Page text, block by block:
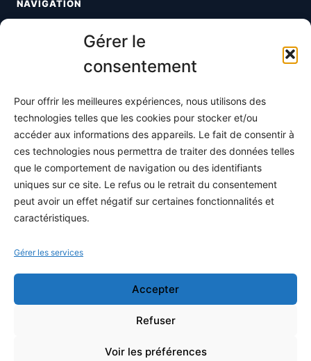
Gérer le
consentement
Pour offrir les meilleures expériences, nous utilisons des
technologies telles que les cookies pour stocker et/ou
accéder aux informations des appareils. Le fait de consentir à
ces technologies nous permettra de traiter des données telles
que le comportement de navigation ou des identifiants
uniques sur ce site. Le refus ou le retrait du consentement
peut avoir un effet négatif sur certaines fonctionnalités et
caractéristiques.
Gérer les services
Accepter
Refuser
Voir les préférences
NAVIGATION
Toutes les maths
S'abonner
À propos
Contact / Support
Mes publications
INFORMATIONS LÉGALES
Conditions générales de vente